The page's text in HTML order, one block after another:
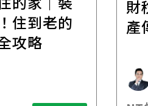
住到老的
攻略
財
產